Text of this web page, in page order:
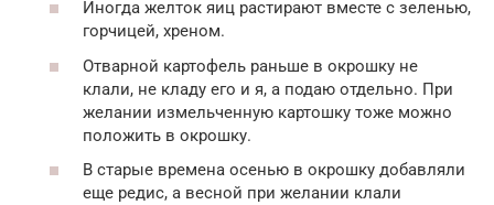
Иногда желток яиц растирают вместе с зеленью,
горчицей, хреном.
Отварной картофель раньше в окрошку не
клали, не кладу его и я, а подаю отдельно. При
желании измельченную картошку тоже можно
положить в окрошку.
В старые времена осенью в окрошку добавляли
еще редис, а весной при желании клали